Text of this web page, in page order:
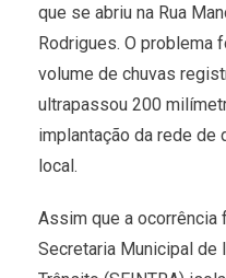
que se abriu na Rua
Rodrigues. O problema
volume de chuvas
ultrapassou 200
implantação da rede de
local.
Assim que a
Secretaria Municipal de